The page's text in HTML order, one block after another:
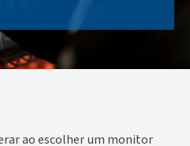
ao escolher um monitor